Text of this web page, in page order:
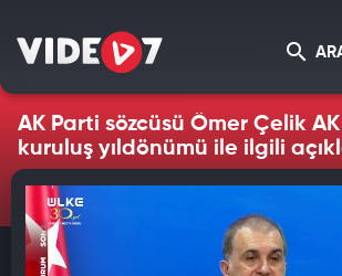
AK Parti sözcüsü Ömer Çelik
kuruluş yıldönümü ile ilgili
bulundu